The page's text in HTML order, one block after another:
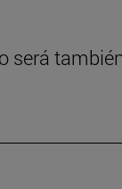
será